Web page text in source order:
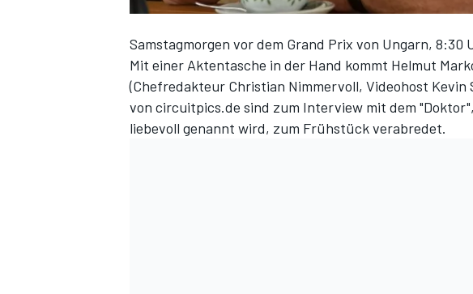
Samstagmorgen vor dem Grand Prix von Ungarn, 8:30
Mit einer Aktentasche in der Hand kommt Helmut
(Chefredakteur Christian Nimmervoll, Videohost Kevin
von circuitpics.de sind zum Interview mit dem
liebevoll genannt wird, zum Frühstück verabredet.